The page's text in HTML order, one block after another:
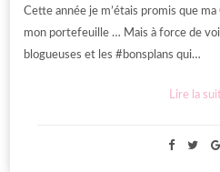
Cette année je m’étais promis que
mon portefeuille … Mais à force de
blogueuses et les #bonsplans qui…
Lire la